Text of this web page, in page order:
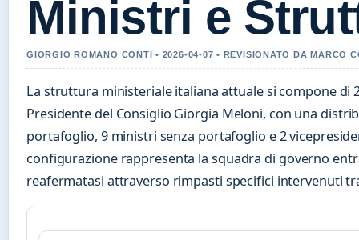
Ministri e
GIORGIO ROMANO CONTI • 2026-04-07 • REVISIONATO DA MARCO
La struttura ministeriale italiana attuale si compone di
Presidente del Consiglio Giorgia Meloni, con una
portafoglio, 9 ministri senza portafoglio e 2
configurazione rappresenta la squadra di governo
reafermatasi attraverso rimpasti specifici intervenuti